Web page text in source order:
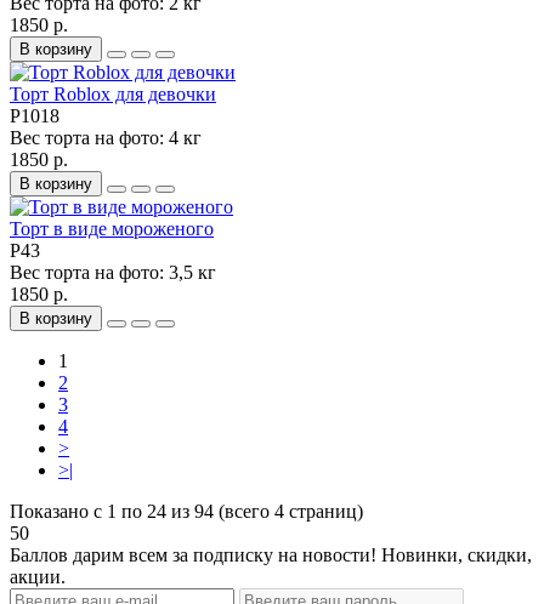
1850 р.
В корзину
Торт Roblox для девочки
P1018
Вес торта на фото: 4 кг
1850 р.
В корзину
Торт в виде мороженого
P43
Вес торта на фото: 3,5 кг
1850 р.
В корзину
1
2
3
4
>
>|
Показано с 1 по 24 из 94 (всего 4 страниц)
50
Баллов дарим всем за подписку на новости! Новинки, скидки,
акции.